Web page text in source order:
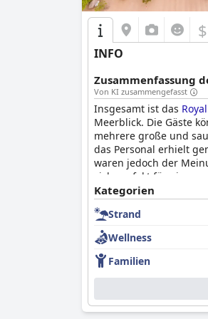
$
INFO
Zusammenfassung
Von KI zusammengefasst
Insgesamt ist das
Meerblick. Die Gäste
mehrere große und
das Personal erhielt
waren jedoch der
sich perfekt für einen
Hotel einen
trotz einiger negativer
Decameron Salinitas -
Kategorien
Strand
Wellness
Familien